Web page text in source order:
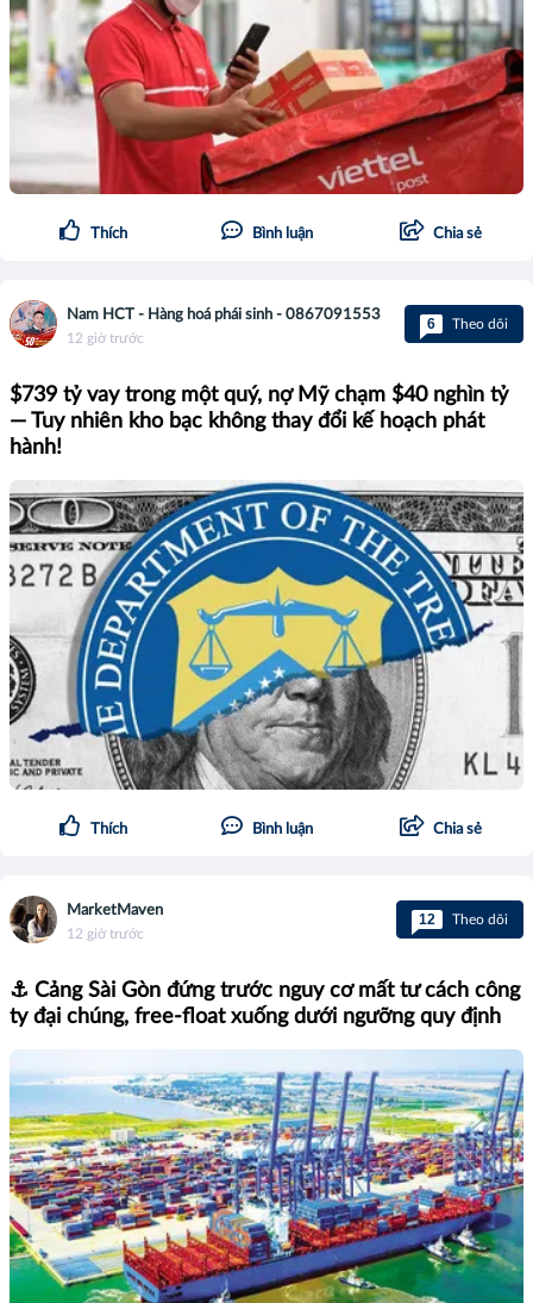
Thích Bình luận Chia sẻ
Nam HCT - Hàng hoá phái sinh - 0867091553
12 giờ trước
6 Theo dõi
$739 tỷ vay trong một quý, nợ Mỹ chạm $40 nghìn tỷ
— Tuy nhiên kho bạc không thay đổi kế hoạch phát
hành!
Thích Bình luận Chia sẻ
MarketMaven
12 giờ trước
12 Theo dõi
⚓ Cảng Sài Gòn đứng trước nguy cơ mất tư cách công
ty đại chúng, free-float xuống dưới ngưỡng quy định